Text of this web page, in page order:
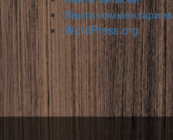
Лента комментариев
WordPress.org